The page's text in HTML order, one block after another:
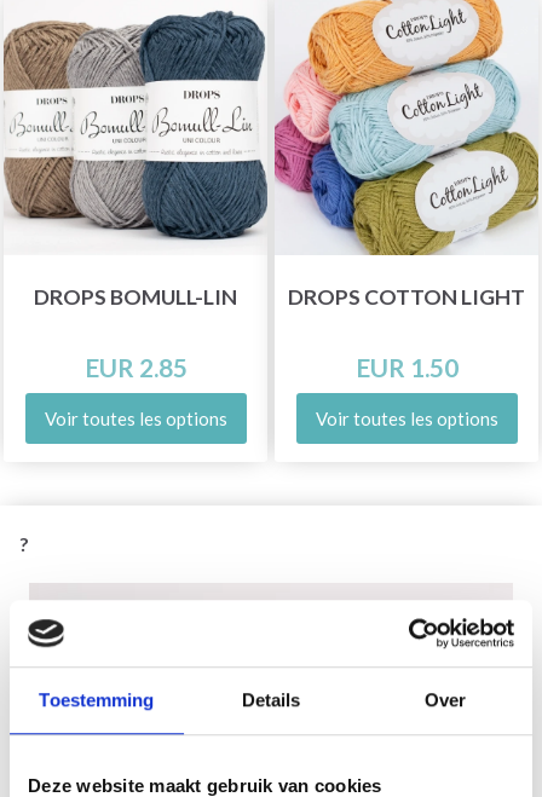
Toestemming Details Over
Deze website maakt gebruik van cookies
DROPS BOMULL-LIN
EUR 2.85
Voir toutes les options
DROPS COTTON LIGHT
EUR 1.50
Voir toutes les options
?